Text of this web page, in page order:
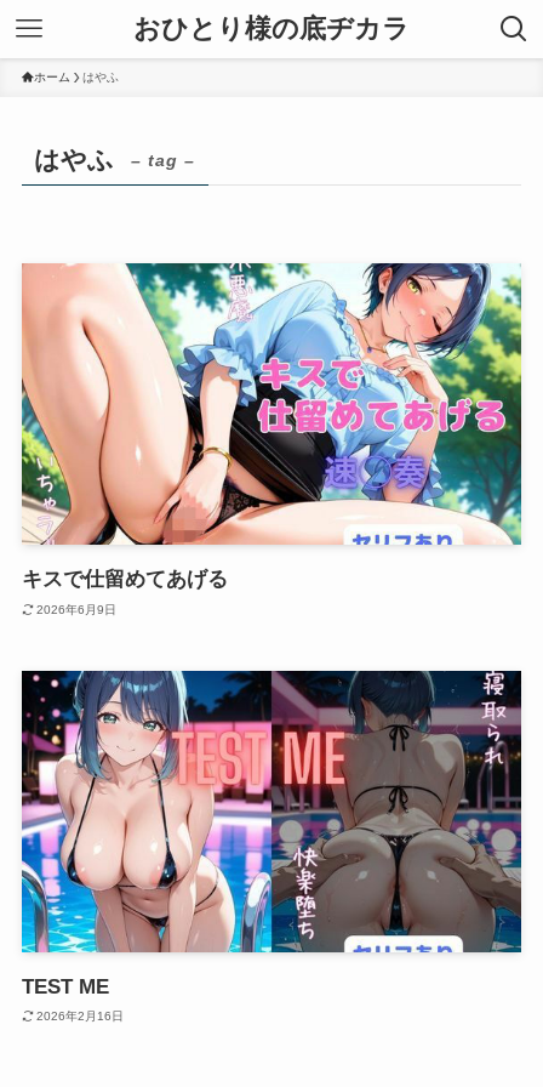
おひとり様の底ヂカラ
ホーム はやふ
はやふ – tag –
キスで仕留めてあげる
2026年6月9日
TEST ME
2026年2月16日